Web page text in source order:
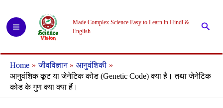
content
Made Complex Science Easy to Learn in Hindi &
English
Home जीवविज्ञान
आनुवंशिकी
आनुवंशिक कूट या जेनेटिक कोड (Genetic Code) क्या है। तथा जेनेटिक
कोड के गुण क्या क्या हैं।